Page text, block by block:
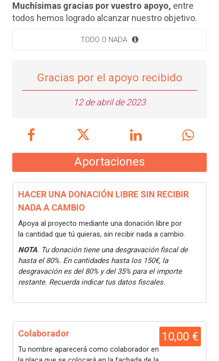
Muchísimas gracias por vuestro apoyo, entre
todos hemos logrado alcanzar nuestro objetivo.
TODO O NADA
Gracias por el apoyo recibido
12 de abril de 2023
Aportaciones
HACER UNA DONACIÓN LIBRE SIN RECIBIR
NADA A CAMBIO
Apoya al proyecto mediante una donación libre por
la cantidad que tú quieras, sin recibir nada a cambio.
NOTA. Tu donación tiene una desgravación fiscal de
hasta el 80%. En cantidades hasta los 150€, la
desgravación es del 80% y del 35% para el importe
restante. Recuerda indicar tus datos fiscales.
10,00 €
Colaborador
Tu nombre aparecerá como colaborador en